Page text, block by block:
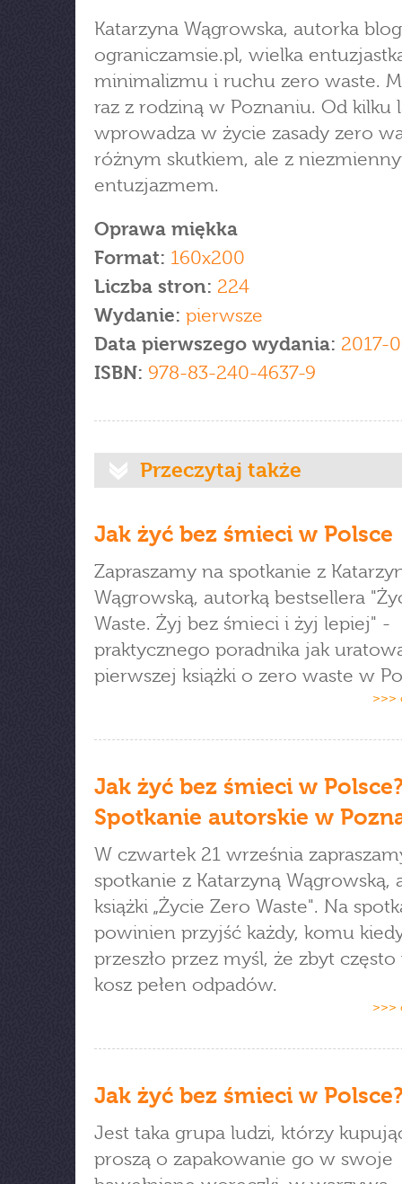
Katarzyna Wągrowska, autorka
ograniczamsie.pl, wielka
minimalizmu i ruchu zero waste.
raz z rodziną w Poznaniu. Od kilku
wprowadza w życie zasady zero
różnym skutkiem, ale z
entuzjazmem.
Oprawa miękka
Format: 160x200
Liczba stron: 224
Wydanie: pierwsze
Data pierwszego wydania: 2017-
ISBN: 978-83-240-4637-9
Przeczytaj także
Jak żyć bez śmieci w Polsce
Zapraszamy na spotkanie z
Wągrowską, autorką bestsellera
Waste. Żyj bez śmieci i żyj lepiej" -
praktycznego poradnika jak
pierwszej książki o zero waste w
>>>
Jak żyć bez śmieci w
Spotkanie autorskie w
W czwartek 21 września
spotkanie z Katarzyną Wągrowską,
książki „Życie Zero Waste". Na
powinien przyjść każdy, komu
przeszło przez myśl, że zbyt
kosz pełen odpadów.
>>>
Jak żyć bez śmieci w
Jest taka grupa ludzi, którzy
proszą o zapakowanie go w swoje